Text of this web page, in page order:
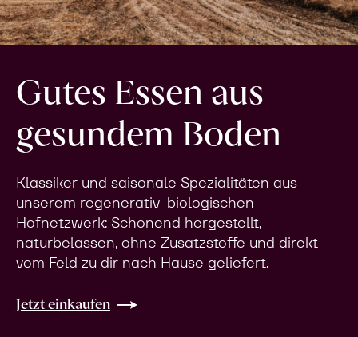
Gutes Essen aus
gesundem Boden
Klassiker und saisonale Spezialitäten aus
unserem regenerativ-biologischen
Hofnetzwerk: Schonend hergestellt,
naturbelassen, ohne Zusatzstoffe und direkt
vom Feld zu dir nach Hause geliefert.
Jetzt einkaufen